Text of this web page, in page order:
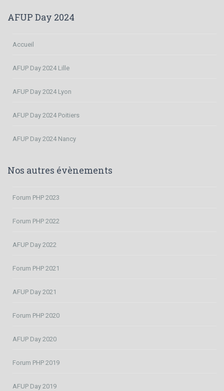
AFUP Day 2024
Accueil
AFUP Day 2024 Lille
AFUP Day 2024 Lyon
AFUP Day 2024 Poitiers
AFUP Day 2024 Nancy
Nos autres évènements
Forum PHP 2023
Forum PHP 2022
AFUP Day 2022
Forum PHP 2021
AFUP Day 2021
Forum PHP 2020
AFUP Day 2020
Forum PHP 2019
AFUP Day 2019